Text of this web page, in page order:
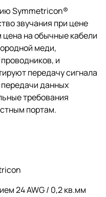
Symmetricon®
звучания при цене
на обычные кабели
меди,
и
передачу сигнала
данных
требования
портам.
24 AWG / 0,2 кв.мм